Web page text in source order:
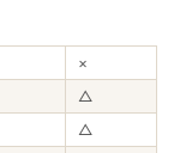
×
△
△